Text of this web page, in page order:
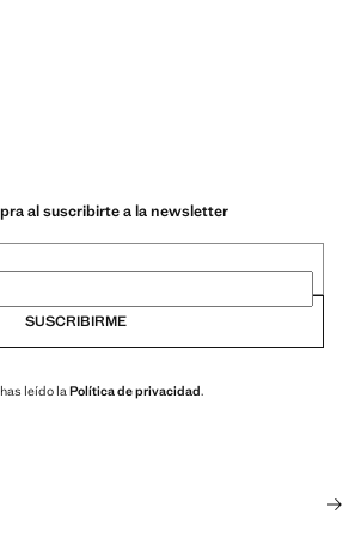
al suscribirte a la newsletter
SUSCRIBIRME
leído la Política de privacidad.